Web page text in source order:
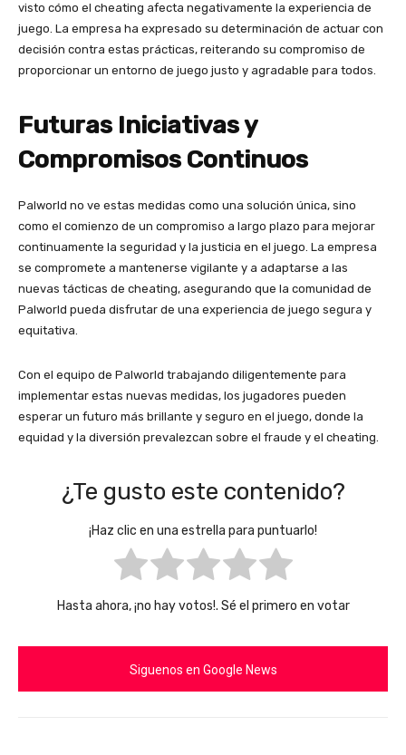
visto cómo el cheating afecta negativamente la experiencia de
juego. La empresa ha expresado su determinación de actuar con
decisión contra estas prácticas, reiterando su compromiso de
proporcionar un entorno de juego justo y agradable para todos.
Futuras Iniciativas y
Compromisos Continuos
Palworld no ve estas medidas como una solución única, sino
como el comienzo de un compromiso a largo plazo para mejorar
continuamente la seguridad y la justicia en el juego. La empresa
se compromete a mantenerse vigilante y a adaptarse a las
nuevas tácticas de cheating, asegurando que la comunidad de
Palworld pueda disfrutar de una experiencia de juego segura y
equitativa.
Con el equipo de Palworld trabajando diligentemente para
implementar estas nuevas medidas, los jugadores pueden
esperar un futuro más brillante y seguro en el juego, donde la
equidad y la diversión prevalezcan sobre el fraude y el cheating.
¿Te gusto este contenido?
¡Haz clic en una estrella para puntuarlo!
Hasta ahora, ¡no hay votos!. Sé el primero en votar
Siguenos en Google News